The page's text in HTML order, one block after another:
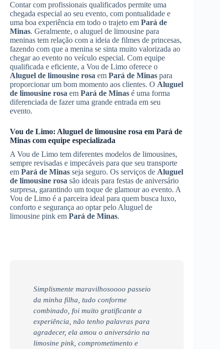
Contar com profissionais qualificados permite uma
chegada especial ao seu evento, com pontualidade e
uma boa experiência em todo o trajeto em Pará de
Minas. Geralmente, o aluguel de limousine para
meninas tem relação com a ideia de filmes de princesas,
fazendo com que a menina se sinta muito valorizada ao
chegar ao evento no veículo especial. Com equipe
qualificada e eficiente, a Vou de Limo oferece o
Aluguel de limousine rosa em Pará de Minas para
proporcionar um bom momento aos clientes. O Aluguel
de limousine rosa em Pará de Minas é uma forma
diferenciada de fazer uma grande entrada em seu
evento.
Vou de Limo: Aluguel de limousine rosa em Pará de
Minas com equipe especializada
A Vou de Limo tem diferentes modelos de limousines,
sempre revisadas e impecáveis para que seu transporte
em Pará de Minas seja seguro. Os serviços de Aluguel
de limousine rosa são ideais para festas de aniversário
surpresa, garantindo um toque de glamour ao evento. A
Vou de Limo é a parceira ideal para quem busca luxo,
conforto e segurança ao optar pelo Aluguel de
limousine pink em Pará de Minas.
Simplismente maravilhosoooo passeio
da minha filha, tudo conforme
combinado, foi muito gratificante a
experiência, não tenho palavras para
agradecer, ela amou o aniversário na
limosine pink, comprometimento e